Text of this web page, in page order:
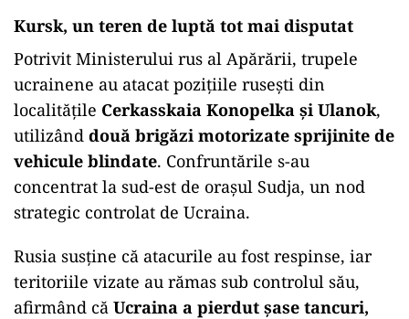
Kursk, un teren de luptă tot mai disputat
Potrivit Ministerului rus al Apărării, trupele
ucrainene au atacat pozițiile rusești din
localitățile Cerkasskaia Konopelka și Ulanok,
utilizând două brigăzi motorizate sprijinite de
vehicule blindate. Confruntările s-au
concentrat la sud-est de orașul Sudja, un nod
strategic controlat de Ucraina.
Rusia susține că atacurile au fost respinse, iar
teritoriile vizate au rămas sub controlul său,
afirmând că Ucraina a pierdut șase tancuri,